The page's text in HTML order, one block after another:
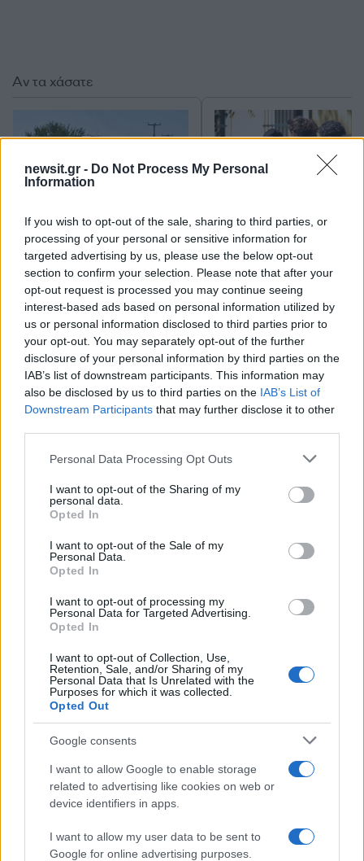
newsit.gr - Do Not Process My Personal
Information
If you wish to opt-out of the sale, sharing to third parties, or
processing of your personal or sensitive information for
targeted advertising by us, please use the below opt-out
section to confirm your selection. Please note that after your
opt-out request is processed you may continue seeing
interest-based ads based on personal information utilized by
us or personal information disclosed to third parties prior to
your opt-out. You may separately opt-out of the further
disclosure of your personal information by third parties on the
IAB’s list of downstream participants. This information may
also be disclosed by us to third parties on the IAB’s List of
Downstream Participants that may further disclose it to other
Please note that this website/app uses one or more Google
not limited to your visit or usage behaviour. You may click to
grant or deny consent to Google and its third-party tags to
use your data for below specified purposes in below Google
consent section.
Personal Data Processing Opt Outs
I want to opt-out of the Sharing of my
personal data.
Opted In
I want to opt-out of the Sale of my
Personal Data.
Opted In
I want to opt-out of processing my
Personal Data for Targeted Advertising.
Opted In
I want to opt-out of Collection, Use,
Retention, Sale, and/or Sharing of my
Personal Data that Is Unrelated with the
Purposes for which it was collected.
Opted Out
Google consents
I want to allow Google to enable storage
related to advertising like cookies on web or
device identifiers in apps.
I want to allow my user data to be sent to
Google for online advertising purposes.
Σχόλια
Υποβολή σχολίου
Όροι Χρήσης. Το site προστατεύεται από reCAPTCHA, ισχύουν
Πολιτική Απορρήτου
Share:
ενημερωθείτε πρώτοι για όλη την ειδησεογραφία και τα
τελευταία νέατης ημέρας
Αν τα χάσατε
Τροχαίο στις Σέρρες:
Μητέρα και γιος
σκοτώθηκαν όταν το
αυτοκίνητό τους
συγκρούστηκε με φορτηγό
Κυψέλη: «Δεν μπορώ
πιστέψω» –
το ζευγάρι
που φιλοξενούσε
26χρονο Αφγανό
Λέσβο